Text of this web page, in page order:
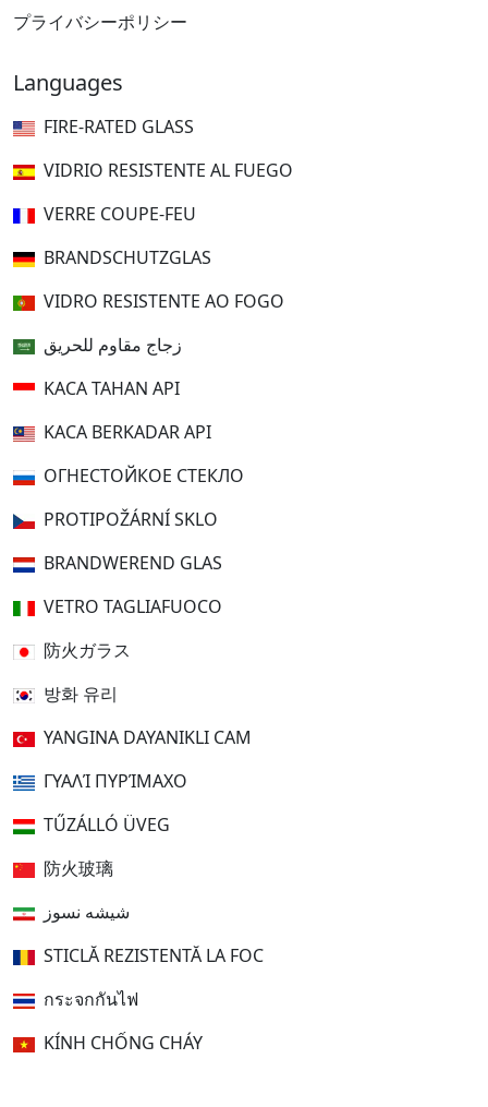
プライバシーポリシー
Languages
FIRE-RATED GLASS
VIDRIO RESISTENTE AL FUEGO
VERRE COUPE-FEU
BRANDSCHUTZGLAS
VIDRO RESISTENTE AO FOGO
زجاج مقاوم للحريق
KACA TAHAN API
KACA BERKADAR API
ОГНЕСТОЙКОЕ СТЕКЛО
PROTIPOŽÁRNÍ SKLO
BRANDWEREND GLAS
VETRO TAGLIAFUOCO
防火ガラス
방화 유리
YANGINA DAYANIKLI CAM
ΓΥΑΛΊ ΠΥΡΊΜΑΧΟ
TŰZÁLLÓ ÜVEG
防火玻璃
شیشه نسوز
STICLĂ REZISTENTĂ LA FOC
กระจกกันไฟ
KÍNH CHỐNG CHÁY